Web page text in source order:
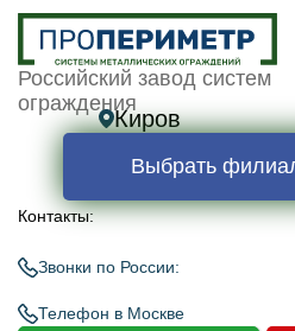
Российский завод систем
ограждения
Киров
Выбрать
Контакты:
Звонки по России:
Телефон в Москве